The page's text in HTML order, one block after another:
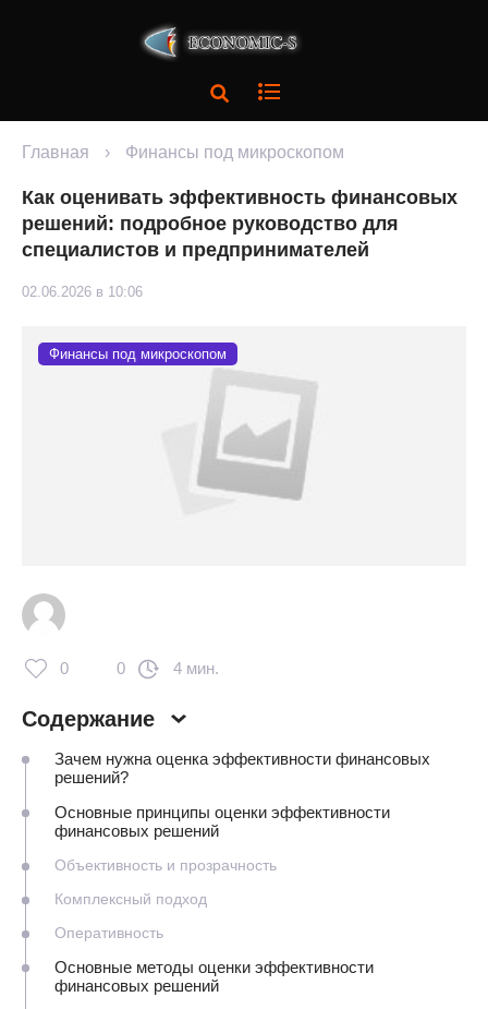
Главная › Финансы под микроскопом
Как оценивать эффективность финансовых
решений: подробное руководство для
специалистов и предпринимателей
02.06.2026 в 10:06
Финансы под микроскопом
0 0 4 мин.
Содержание
Зачем нужна оценка эффективности финансовых
решений?
Основные принципы оценки эффективности
финансовых решений
Объективность и прозрачность
Комплексный подход
Оперативность
Основные методы оценки эффективности
финансовых решений